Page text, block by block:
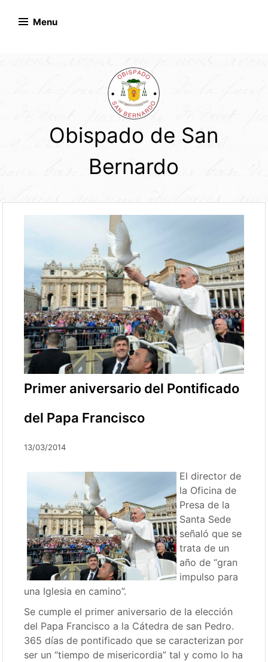
Menu
Obispado de San
Bernardo
Primer aniversario del Pontificado
del Papa Francisco
13/03/2014
El director de
la Oficina de
Presa de la
Santa Sede
señaló que se
trata de un
año de “gran
impulso para
una Iglesia en camino”.
Se cumple el primer aniversario de la elección
del Papa Francisco a la Cátedra de san Pedro.
365 días de pontificado que se caracterizan por
ser un “tiempo de misericordia” tal y como lo ha